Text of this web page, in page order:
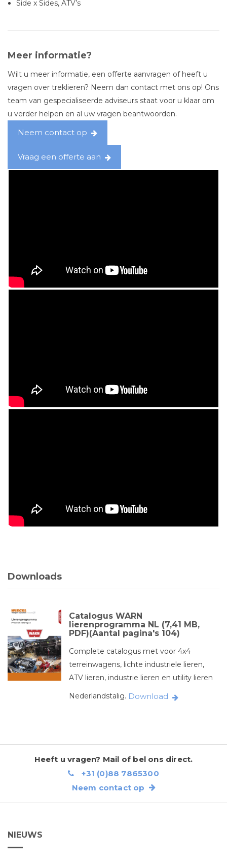
Side x Sides, ATV’s
Meer informatie?
Wilt u meer informatie, een offerte aanvragen of heeft u
vragen over treklieren? Neem dan contact met ons op! Ons
team van gespecialiseerde adviseurs staat voor u klaar om
u verder helpen en al uw vragen beantwoorden.
Neem contact op
Vraag een offerte aan
Downloads
Catalogus WARN
lierenprogramma NL (7,41 MB,
PDF)(Aantal pagina's 104)
Complete catalogus met voor 4x4
terreinwagens, lichte industriele lieren,
ATV lieren, industrie lieren en utility lieren
Nederlandstalig. Download
Heeft u vragen? Mail of bel ons direct.
+31 (0)88 7865300
Neem contact op
NIEUWS